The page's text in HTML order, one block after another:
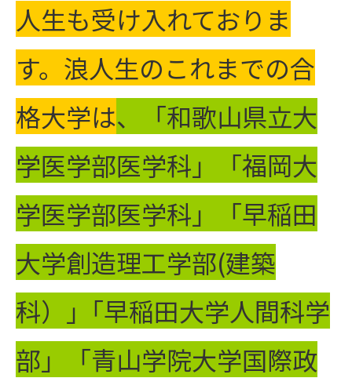
人生も受け入れておりま
す。浪人生のこれまでの合
格大学は、「和歌山県立大
学医学部医学科」「福岡大
学医学部医学科」「早稲田
大学創造理工学部(建築
科）」｢早稲田大学人間科学
部」「青山学院大学国際政